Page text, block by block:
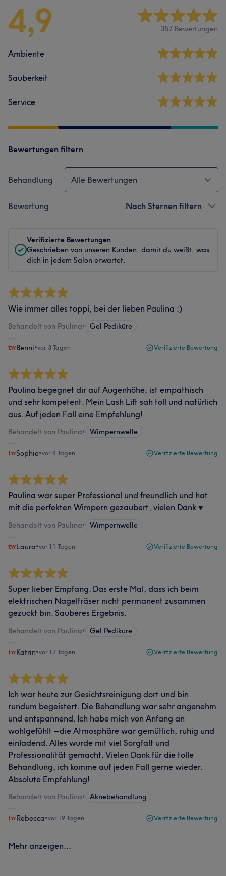
4,9 357 Bewertungen
Ambiente
Sauberkeit
Service
Bewertungen filtern
Behandlung Alle Bewertungen
Bewertung Nach Sternen filtern
Verifizierte Bewertungen
Geschrieben von unseren Kunden, damit du weißt, was
dich in jedem Salon erwartet.
Wie immer alles toppi, bei der lieben Paulina :)
Behandelt von Paulina• Gel Pediküre
Benni•vor 3 Tagen Verifizierte Bewertung
Paulina begegnet dir auf Augenhöhe, ist empathisch
und sehr kompetent. Mein Lash Lift sah toll und natürlich
aus. Auf jeden Fall eine Empfehlung!
Behandelt von Paulina• Wimpernwelle
Sophie•vor 4 Tagen Verifizierte Bewertung
Paulina war super Professional und freundlich und hat
mit die perfekten Wimpern gezaubert, vielen Dank ♥️
Behandelt von Paulina• Wimpernwelle
Laura•vor 11 Tagen Verifizierte Bewertung
Super lieber Empfang. Das erste Mal, dass ich beim
elektrischen Nagelfräser nicht permanent zusammen
gezuckt bin. Sauberes Ergebnis.
Behandelt von Paulina• Gel Pediküre
Katrin•vor 17 Tagen Verifizierte Bewertung
Ich war heute zur Gesichtsreinigung dort und bin
rundum begeistert. Die Behandlung war sehr angenehm
und entspannend. Ich habe mich von Anfang an
wohlgefühlt – die Atmosphäre war gemütlich, ruhig und
einladend. Alles wurde mit viel Sorgfalt und
Professionalität gemacht. Vielen Dank für die tolle
Behandlung, ich komme auf jeden Fall gerne wieder.
Absolute Empfehlung!
Behandelt von Paulina• Aknebehandlung
Rebecca•vor 19 Tagen Verifizierte Bewertung
Mehr anzeigen...